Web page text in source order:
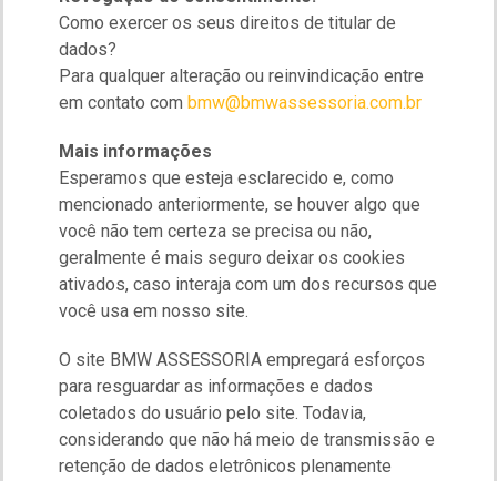
Como exercer os seus direitos de titular de
dados?
Para qualquer alteração ou reinvindicação entre
em contato com bmw@bmwassessoria.com.br
Mais informações
Esperamos que esteja esclarecido e, como
mencionado anteriormente, se houver algo que
você não tem certeza se precisa ou não,
geralmente é mais seguro deixar os cookies
ativados, caso interaja com um dos recursos que
você usa em nosso site.
O site BMW ASSESSORIA empregará esforços
para resguardar as informações e dados
coletados do usuário pelo site. Todavia,
considerando que não há meio de transmissão e
retenção de dados eletrônicos plenamente